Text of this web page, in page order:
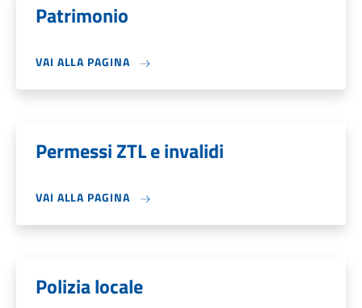
Patrimonio
VAI ALLA PAGINA
Permessi ZTL e invalidi
VAI ALLA PAGINA
Polizia locale